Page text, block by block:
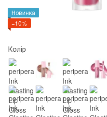
Новинка
−10%
Колір